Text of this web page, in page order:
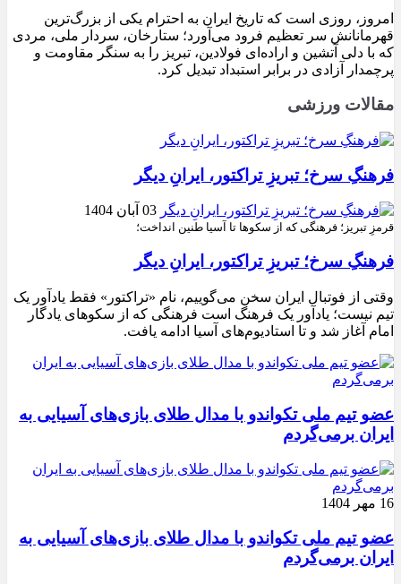
امروز، روزی است که تاریخ ایران به احترام یکی از بزرگ‌ترین
قهرمانانش سر تعظیم فرود می‌آورد؛ ستارخان، سردار ملی، مردی
که با دلی آتشین و اراده‌ای فولادین، تبریز را به سنگر مقاومت و
پرچمدار آزادی در برابر استبداد تبدیل کرد.
مقالات ورزشی
فرهنگِ سرخ؛ تبریزِ تراکتور، ایرانِ دیگر
03 آبان 1404
قرمزِ تبریز؛ فرهنگی که از سکوها تا آسیا طنین انداخت؛
فرهنگِ سرخ؛ تبریزِ تراکتور، ایرانِ دیگر
وقتی از فوتبال ایران سخن می‌گوییم، نام «تراکتور» فقط یادآور یک
تیم نیست؛ یادآور یک فرهنگ است فرهنگی که از سکوهای یادگار
امام آغاز شد و تا استادیوم‌های آسیا ادامه یافت.
عضو تیم ملی تکواندو با مدال طلای بازی‌های آسیایی به
ایران برمی‌گردم
16 مهر 1404
عضو تیم ملی تکواندو با مدال طلای بازی‌های آسیایی به
ایران برمی‌گردم